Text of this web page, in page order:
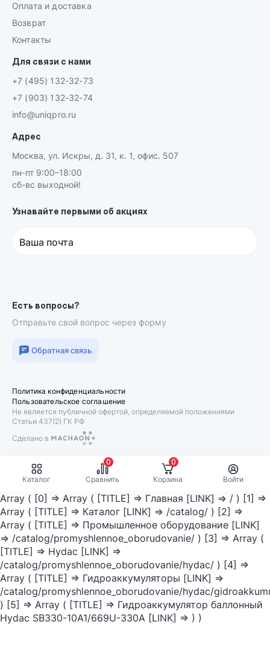
Оплата и доставка
Возврат
Контакты
Для связи с нами
+7 (495) 132-32-73
+7 (903) 132-32-74
info@uniqpro.ru
Адрес
Москва, ул. Искры, д. 31, к. 1, офис. 507
пн-пт 9:00–18:00
сб-вс выходной!
Узнавайте первыми об акциях
Ваша почта
Есть вопросы?
Отправьте свой вопрос через форму
Обратная связь
Политика конфиденциальности
Пользовательское соглашение
Не является публичной офертой, определяемой положениями
Статьи 437(2) ГК РФ
Сделано в
Machaon
Каталог
0
Сравнить
0
Корзина
Войти
Array ( [0] => Array ( [TITLE] => Главная [LINK] => / ) [1] =>
Array ( [TITLE] => Каталог [LINK] => /catalog/ ) [2] =>
Array ( [TITLE] => Промышленное оборудование [LINK]
=> /catalog/promyshlennoe_oborudovanie/ ) [3] => Array (
[TITLE] => Hydac [LINK] =>
/catalog/promyshlennoe_oborudovanie/hydac/ ) [4] =>
Array ( [TITLE] => Гидроаккумуляторы [LINK] =>
/catalog/promyshlennoe_oborudovanie/hydac/
) [5] => Array ( [TITLE] => Гидроаккумулятор баллонный
Hydac SB330-10A1/669U-330A [LINK] => ) )